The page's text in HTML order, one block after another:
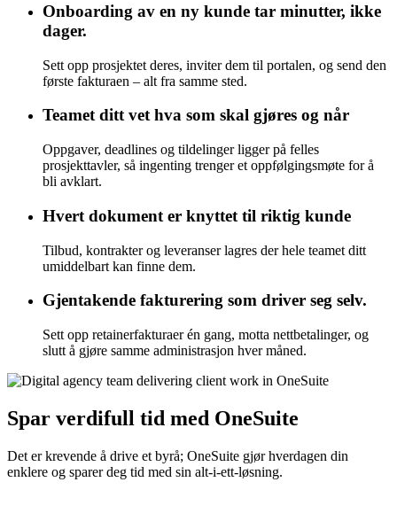
Onboarding av en ny kunde tar minutter, ikke
dager.
Sett opp prosjektet deres, inviter dem til portalen, og send den
første fakturaen – alt fra samme sted.
Teamet ditt vet hva som skal gjøres og når
Oppgaver, deadlines og tildelinger ligger på felles
prosjekttavler, så ingenting trenger et oppfølgingsmøte for å
bli avklart.
Hvert dokument er knyttet til riktig kunde
Tilbud, kontrakter og leveranser lagres der hele teamet ditt
umiddelbart kan finne dem.
Gjentakende fakturering som driver seg selv.
Sett opp retainerfakturaer én gang, motta nettbetalinger, og
slutt å gjøre samme administrasjon hver måned.
Spar verdifull tid med OneSuite
Det er krevende å drive et byrå; OneSuite gjør hverdagen din
enklere og sparer deg tid med sin alt-i-ett-løsning.